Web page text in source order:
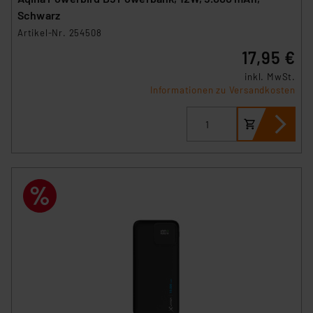
Schwarz
Artikel-Nr. 254508
17,95 €
inkl. MwSt.
Informationen zu Versandkosten